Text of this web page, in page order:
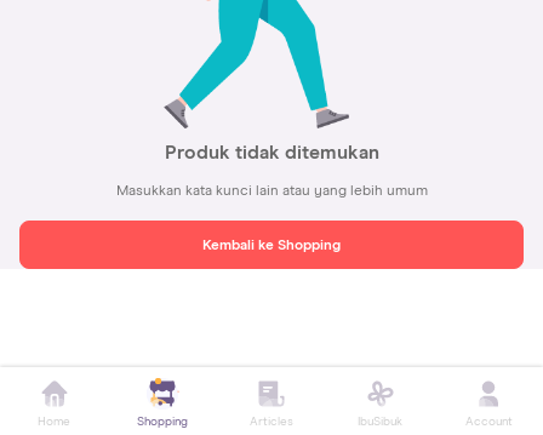
Produk tidak ditemukan
Masukkan kata kunci lain atau yang lebih umum
Kembali ke Shopping
Home Shopping Articles IbuSibuk Account